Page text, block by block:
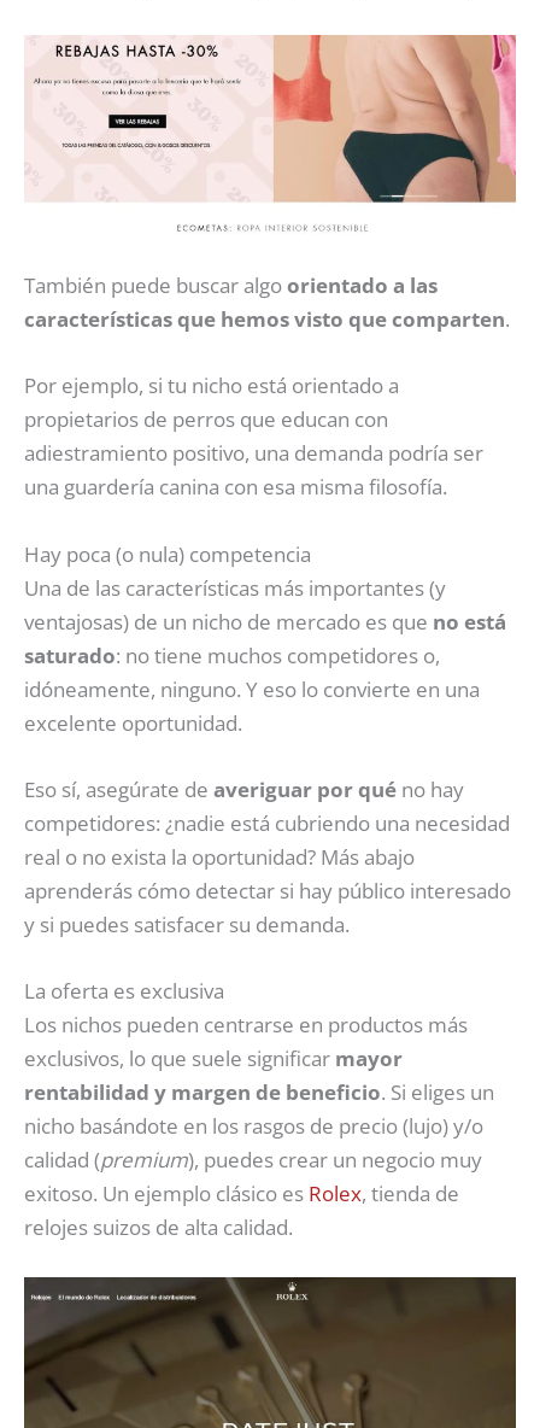
También puede buscar algoorientado a las
características que hemos visto que comparten.
Por ejemplo, si tu nicho está orientado a
propietarios de perros que educan con
adiestramiento positivo, una demanda podría ser
una guardería canina con esa misma filosofía.
Hay poca (o nula) competencia
Una de las características más importantes (y
ventajosas) de un nicho de mercado es que no está
saturado: no tiene muchos competidores o,
idóneamente, ninguno. Y eso lo convierte en una
excelente oportunidad.
Eso sí, asegúrate de averiguar por qué no hay
competidores: ¿nadie está cubriendo una necesidad
real o no exista la oportunidad? Más abajo
aprenderás cómo detectar si hay público interesado
y si puedes satisfacer su demanda.
La oferta es exclusiva
Los nichos pueden centrarse en productos más
exclusivos, lo que suele significar mayor
rentabilidad y margen de beneficio. Si eliges un
nicho basándote en los rasgos de precio (lujo) y/o
calidad (premium), puedes crear un negocio muy
exitoso. Un ejemplo clásico es Rolex, tienda de
relojes suizos de alta calidad.